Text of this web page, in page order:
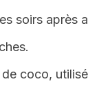
soirs après
de coco,